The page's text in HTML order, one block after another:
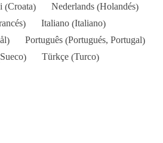
(Croata) Nederlands (Holandés)
) Italiano (Italiano)
) Português(Portugués, Portugal)
Sueco) Türkçe (Turco)